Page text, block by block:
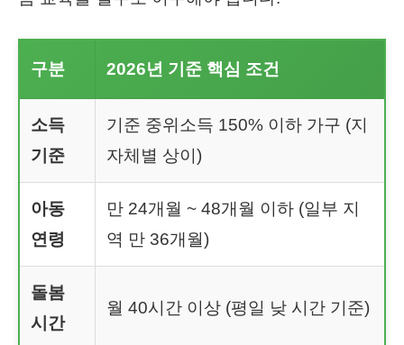
구분 2026년 기준 핵심 조건
소득
기준
기준 중위소득 150% 이하 가구 (지
자체별 상이)
아동
연령
만 24개월 ~ 48개월 이하 (일부 지
역 만 36개월)
돌봄
시간
월 40시간 이상 (평일 낮 시간 기준)